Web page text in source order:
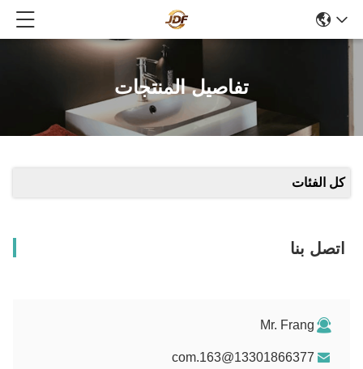
تفاصيل المنتجات
كل الفئات
اتصل بنا
Mr. Frang
13301866377@163.com